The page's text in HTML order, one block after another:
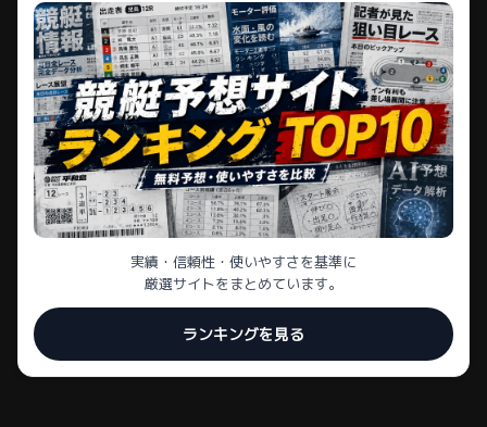
実績・信頼性・使いやすさを基準に
厳選サイトをまとめています。
ランキングを見る